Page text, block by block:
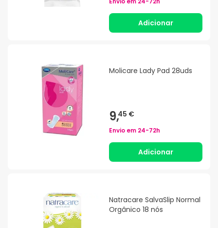
Adicionar
Molicare Lady Pad 28uds
9,45 €
Envio em 24-72h
Adicionar
Natracare SalvaSlip Normal
Orgânico 18 nós